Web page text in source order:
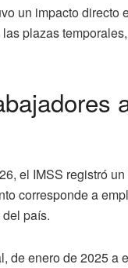
un impacto
plazas
el IMSS registró
corresponde a
país.
de enero de 2025 a